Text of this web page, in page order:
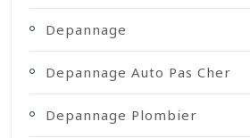
Depannage
Depannage Auto Pas Cher
Depannage Plombier